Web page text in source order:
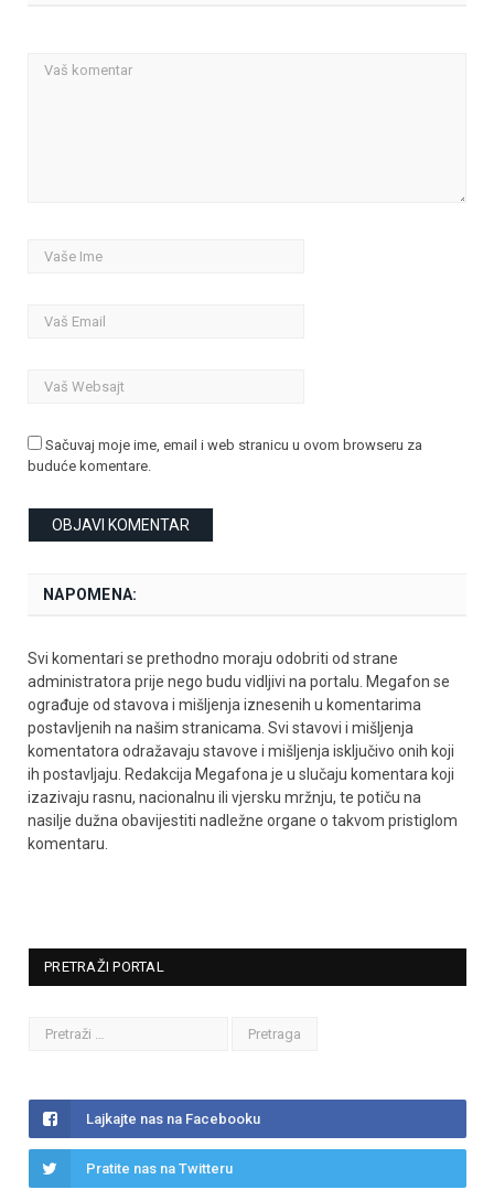
Sačuvaj moje ime, email i web stranicu u ovom browseru za
buduće komentare.
NAPOMENA:
Svi komentari se prethodno moraju odobriti od strane
administratora prije nego budu vidljivi na portalu. Megafon se
ograđuje od stavova i mišljenja iznesenih u komentarima
postavljenih na našim stranicama. Svi stavovi i mišljenja
komentatora odražavaju stavove i mišljenja isključivo onih koji
ih postavljaju. Redakcija Megafona je u slučaju komentara koji
izazivaju rasnu, nacionalnu ili vjersku mržnju, te potiču na
nasilje dužna obavijestiti nadležne organe o takvom pristiglom
komentaru.
PRETRAŽI PORTAL
Lajkajte nas na Facebooku
Pratite nas na Twitteru